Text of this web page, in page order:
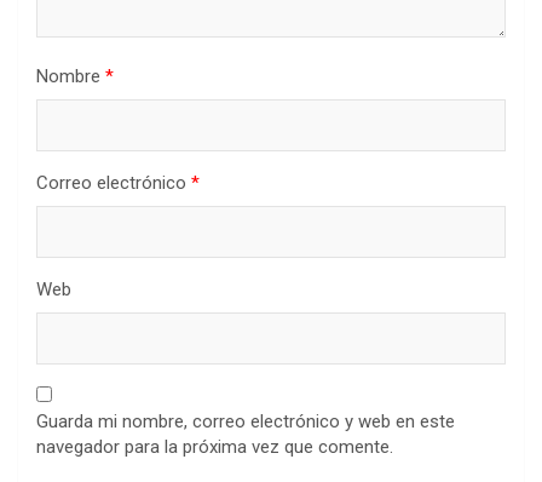
Nombre *
Correo electrónico *
Web
Guarda mi nombre, correo electrónico y web en este
navegador para la próxima vez que comente.